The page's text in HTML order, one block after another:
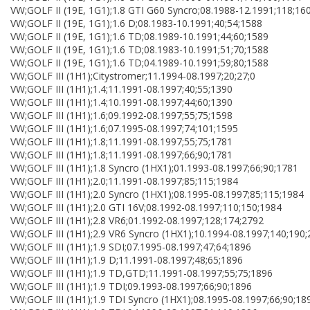
VW;GOLF II (19E, 1G1);1.8 GTI G60 Syncro;08.1988-
VW;GOLF II (19E, 1G1);1.6 D;08.1983-10.1991;40;54;1588
VW;GOLF II (19E, 1G1);1.6 TD;08.1989-10.1991;44;60;1589
VW;GOLF II (19E, 1G1);1.6 TD;08.1983-10.1991;51;70;1588
VW;GOLF II (19E, 1G1);1.6 TD;04.1989-10.1991;59;80;1588
VW;GOLF III (1H1);Citystromer;11.1994-08.1997;20;27;0
VW;GOLF III (1H1);1.4;11.1991-08.1997;40;55;1390
VW;GOLF III (1H1);1.4;10.1991-08.1997;44;60;1390
VW;GOLF III (1H1);1.6;09.1992-08.1997;55;75;1598
VW;GOLF III (1H1);1.6;07.1995-08.1997;74;101;1595
VW;GOLF III (1H1);1.8;11.1991-08.1997;55;75;1781
VW;GOLF III (1H1);1.8;11.1991-08.1997;66;90;1781
VW;GOLF III (1H1);1.8 Syncro (1HX1);01.1993-08.1997;66;90;1781
VW;GOLF III (1H1);2.0;11.1991-08.1997;85;115;1984
VW;GOLF III (1H1);2.0 Syncro (1HX1);08.1995-08.1997;85;115;1984
VW;GOLF III (1H1);2.0 GTI 16V;08.1992-08.1997;110;150;1984
VW;GOLF III (1H1);2.8 VR6;01.1992-08.1997;128;174;2792
VW;GOLF III (1H1);2.9 VR6 Syncro (1HX1);10.1994-
VW;GOLF III (1H1);1.9 SDI;07.1995-08.1997;47;64;1896
VW;GOLF III (1H1);1.9 D;11.1991-08.1997;48;65;1896
VW;GOLF III (1H1);1.9 TD,GTD;11.1991-08.1997;55;75;1896
VW;GOLF III (1H1);1.9 TDI;09.1993-08.1997;66;90;1896
VW;GOLF III (1H1);1.9 TDI Syncro (1HX1);08.1995-